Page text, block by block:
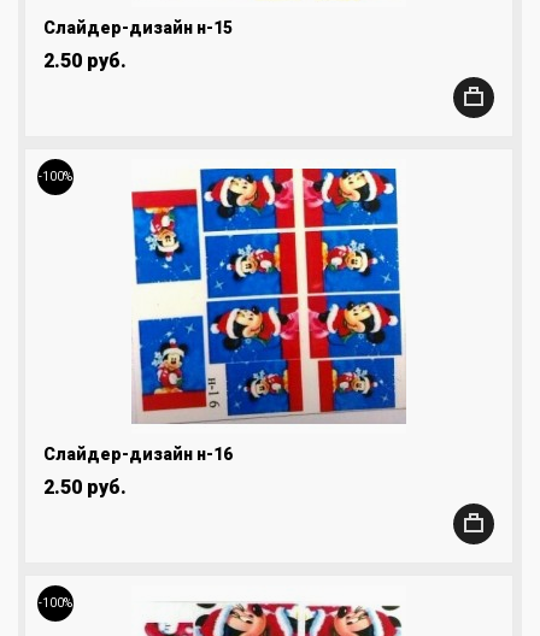
Слайдер-дизайн н-15
2.50 руб.
-100%
Слайдер-дизайн н-16
2.50 руб.
-100%